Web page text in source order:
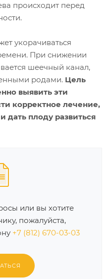
происходит перед
укорачиваться
При снижении
шеечный канал,
родами. Цель
выявить эти
корректное лечение,
дать плоду развиться
или вы хотите
пожалуйста,
+7 (812) 670-03-03